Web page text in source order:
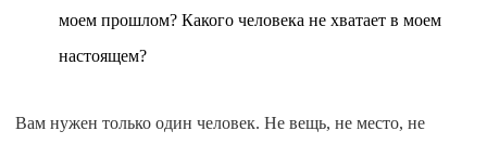
моем прошлом? Какого человека не хватает в моем
настоящем?
Вам нужен только один человек. Не вещь, не место, не